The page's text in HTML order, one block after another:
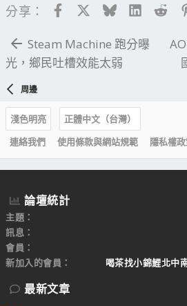
分享： FacebookBluesky
Steam Machine 跑分曝
光，鄉民吐槽效能太弱
周邊
淺色明亮
正體中文（台灣）
連絡我們
使用條款與網站規範 隱私權
論壇統計
主題
訊息
會員
新加入的會員
喝茶找小錦鯉北中
最新文章